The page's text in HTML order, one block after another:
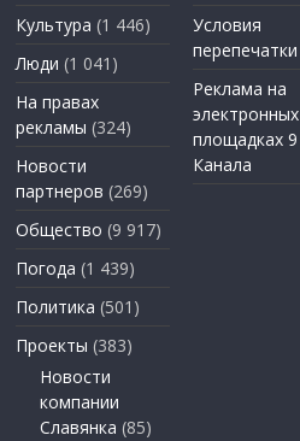
Культура (1 446)
Люди (1 041)
На правах
рекламы (324)
Новости
партнеров (269)
Общество (9 917)
Погода (1 439)
Политика (501)
Проекты (383)
Новости
компании
Славянка (85)
Условия
перепечатки
Реклама на
электронных
площадках 9
Канала